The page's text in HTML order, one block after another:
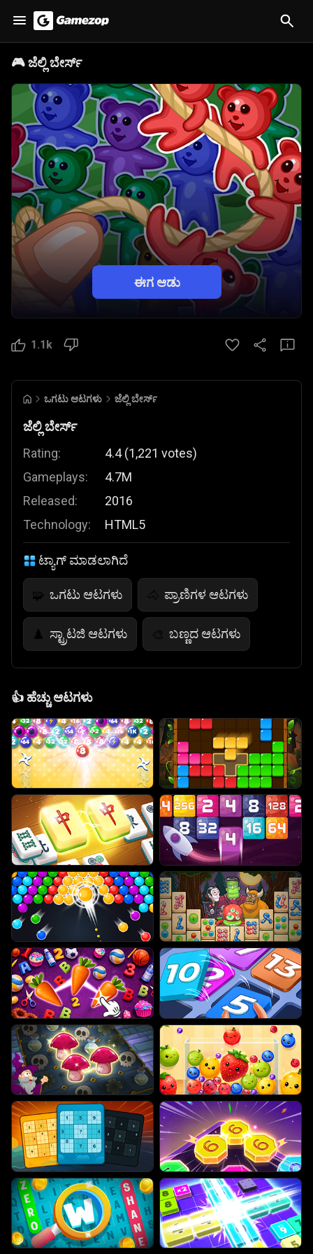
🎮ಜೆಲ್ಲಿ ಬೇರ್ಸ್
ಈಗ ಆಡು
1.1k
ಒಗಟು ಆಟಗಳು ಜೆಲ್ಲಿ ಬೇರ್ಸ್
ಜೆಲ್ಲಿ ಬೇರ್ಸ್
Rating:
Gameplays:
Released:
Technology:
4.4 (1,221 votes)
4.7M
2016
HTML5
ಟ್ಯಾಗ್ ಮಾಡಲಾಗಿದೆ
🧩 ಒಗಟು ಆಟಗಳು 🐴 ಪ್ರಾಣಿಗಳ ಆಟಗಳು
♟️ ಸ್ಟ್ರಾಟಜಿ ಆಟಗಳು 🎨 ಬಣ್ಣದ ಆಟಗಳು
👍 ಹೆಚ್ಚು ಆಟಗಳು